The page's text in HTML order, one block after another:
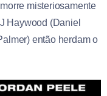
misteriosamente
Haywood (Daniel
então herdam o